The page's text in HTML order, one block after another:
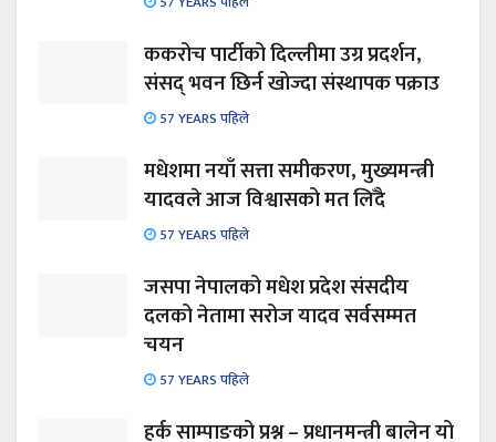
ककरोच पार्टीको दिल्लीमा उग्र प्रदर्शन,
संसद् भवन छिर्न खोज्दा संस्थापक पक्राउ
57 YEARS पहिले
मधेशमा नयाँ सत्ता समीकरण, मुख्यमन्त्री
यादवले आज विश्वासको मत लिँदै
57 YEARS पहिले
जसपा नेपालको मधेश प्रदेश संसदीय
दलको नेतामा सरोज यादव सर्वसम्मत
चयन
57 YEARS पहिले
हर्क साम्पाङको प्रश्न – प्रधानमन्त्री बालेन यो